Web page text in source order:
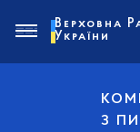
З
Верховна
України